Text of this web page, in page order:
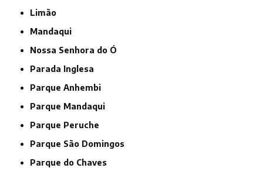
Limão
Mandaqui
Nossa Senhora do Ó
Parada Inglesa
Parque Anhembi
Parque Mandaqui
Parque Peruche
Parque São Domingos
Parque do Chaves